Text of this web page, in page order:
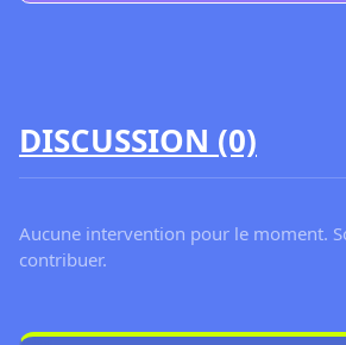
DISCUSSION (0)
Aucune intervention pour le moment.
contribuer.